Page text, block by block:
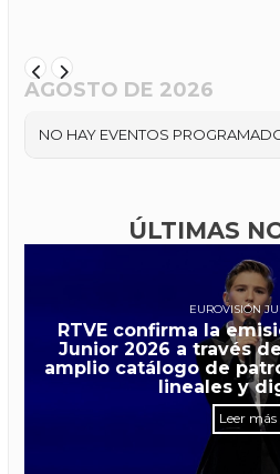
AGOSTO DE 2026
NO HAY EVENTOS
ÚLTIMAS
EUROVISIÓN
RTVE confirma la
Junior 2026 a través
amplio catálogo de
lineales y
Leer más